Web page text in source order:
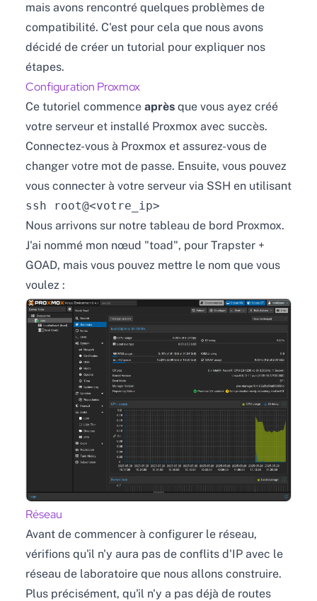
mais avons rencontré quelques problèmes de
compatibilité. C'est pour cela que nous avons
décidé de créer un tutorial pour expliquer nos
étapes.
Configuration Proxmox
Ce tutoriel commence après que vous ayez créé
votre serveur et installé Proxmox avec succès.
Connectez-vous à Proxmox et assurez-vous de
changer votre mot de passe. Ensuite, vous pouvez
vous connecter à votre serveur via SSH en utilisant
ssh root@<votre_ip>
Nous arrivons sur notre tableau de bord Proxmox.
J'ai nommé mon nœud "toad", pour Trapster +
GOAD, mais vous pouvez mettre le nom que vous
voulez :
Réseau
Avant de commencer à configurer le réseau,
vérifions qu'il n'y aura pas de conflits d'IP avec le
réseau de laboratoire que nous allons construire.
Plus précisément, qu'il n'y a pas déjà de routes